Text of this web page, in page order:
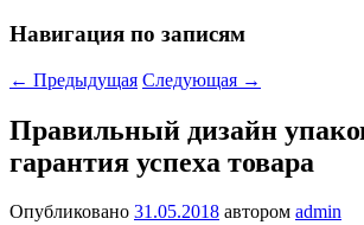
Навигация по записям
← Предыдущая Следующая →
Правильный дизайн
гарантия успеха товара
Опубликовано 31.05.2018 автором admin